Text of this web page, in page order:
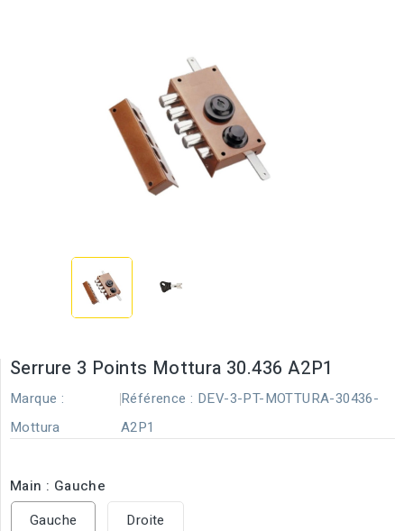
Serrure 3 Points Mottura 30.436 A2P1
Marque :
Mottura
Référence : DEV-3-PT-MOTTURA-30436-
A2P1
Main : Gauche
Gauche
Droite